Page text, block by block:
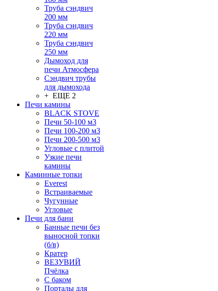
Труба сэндвич
200 мм
Труба сэндвич
220 мм
Труба сэндвич
250 мм
Дымоход для
печи Атмосфера
Сэндвич трубы
для дымохода
+ ЕЩЕ 2
Печи камины
BLACK STOVE
Печи 50-100 м3
Печи 100-200 м3
Печи 200-500 м3
Угловые с плитой
Узкие печи
камины
Каминные топки
Everest
Встраиваемые
Чугунные
Угловые
Печи для бани
Банные печи без
выносной топки
(б/в)
Кратер
ВЕЗУВИЙ
Пчёлка
С баком
Порталы для